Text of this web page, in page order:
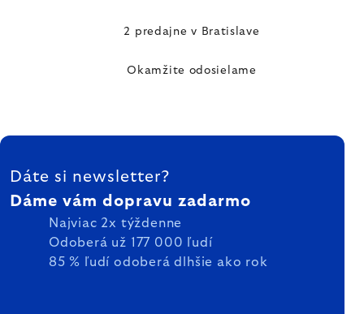
2 predajne v Bratislave
Okamžite odosielame
ZÁPÄTIE
Dáte si newsletter?
Dáme vám dopravu zadarmo
Najviac 2x týždenne
Odoberá už 177 000 ľudí
85 % ľudí odoberá dlhšie ako rok